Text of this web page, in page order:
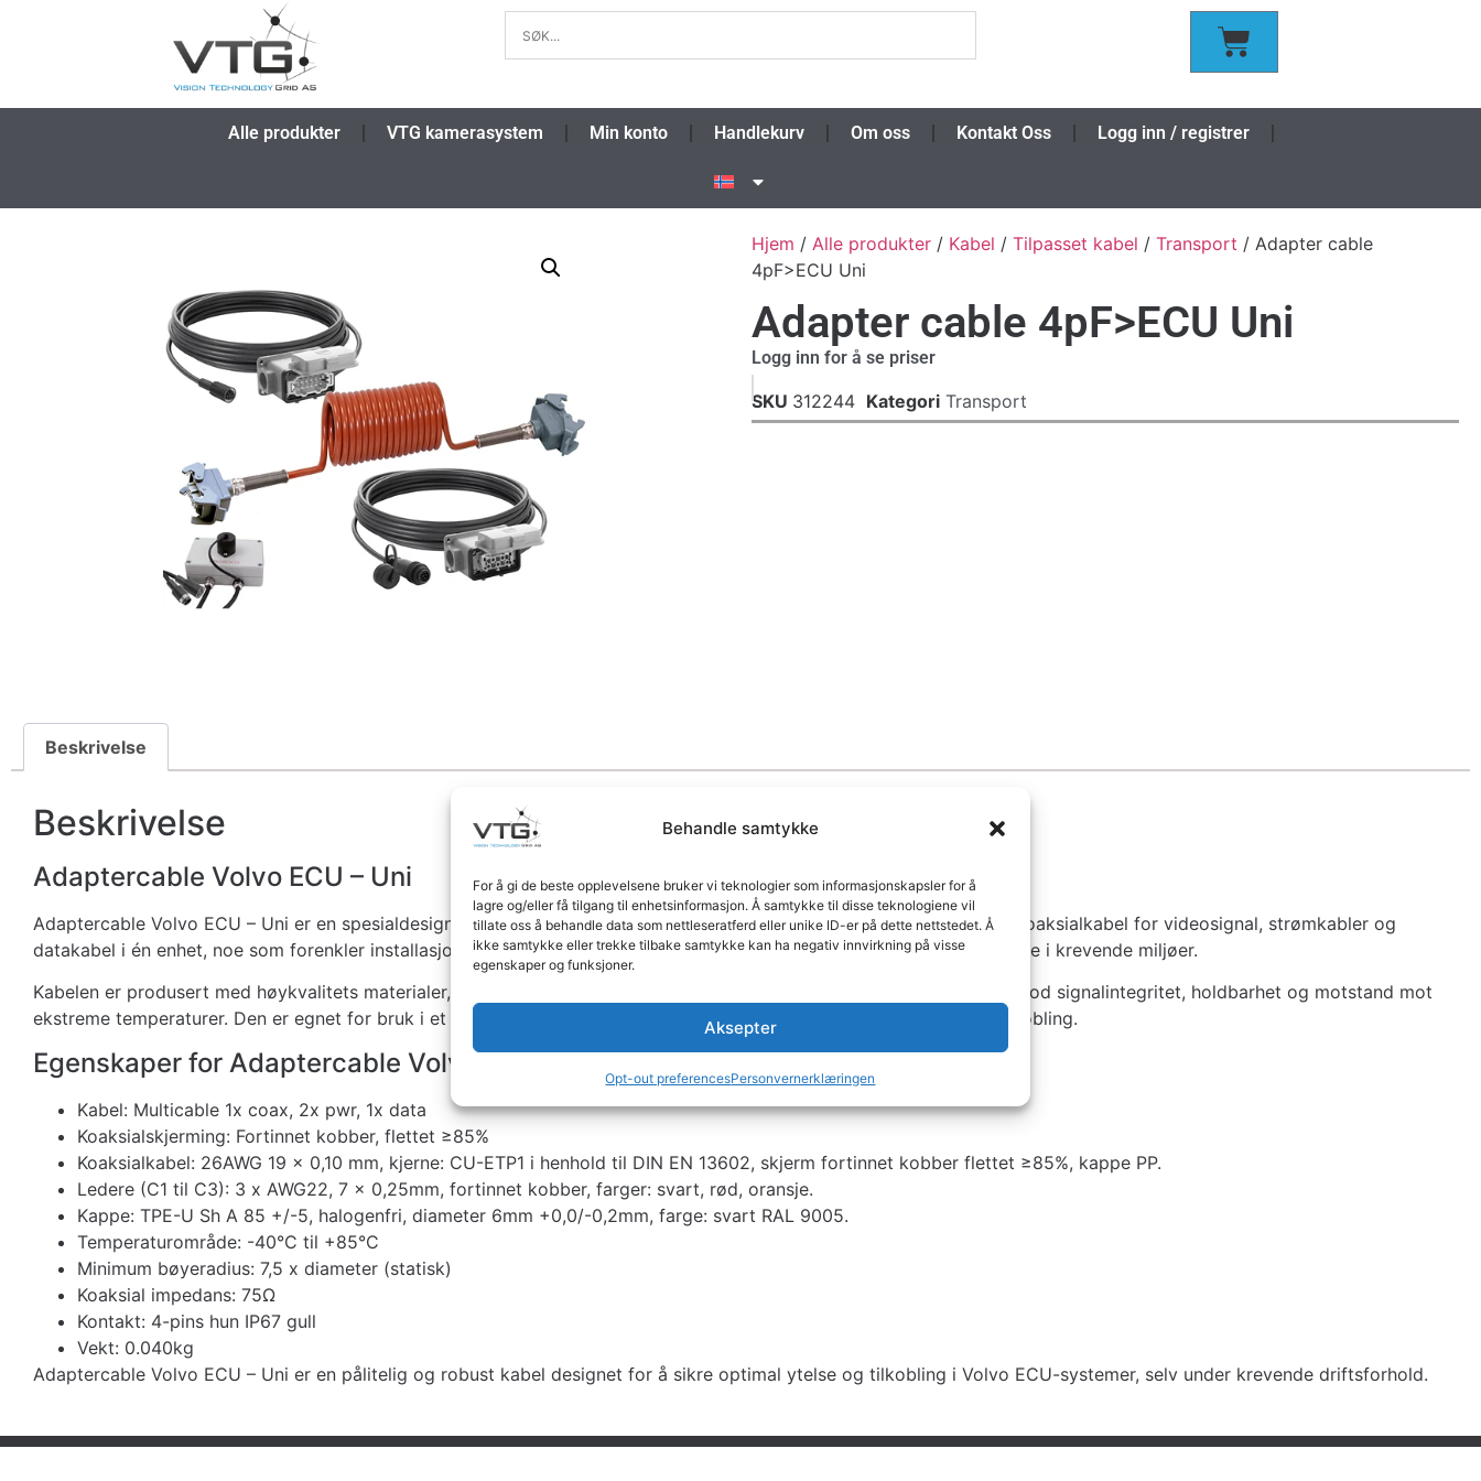
Behandle samtykke
For å gi de beste opplevelsene bruker vi teknologier som informasjonskapsler for å
lagre og/eller få tilgang til enhetsinformasjon. Å samtykke til disse teknologiene vil
tillate oss å behandle data som nettleseratferd eller unike ID-er på dette nettstedet. Å
ikke samtykke eller trekke tilbake samtykke kan ha negativ innvirkning på visse
egenskaper og funksjoner.
Aksepter
Opt-out preferencesPersonvernerklæringen
Alle produkter VTG kamerasystem Min konto Handlekurv Om oss Kontakt Oss Logg inn / registrer
Hjem / Alle produkter / Kabel / Tilpasset kabel / Transport / Adapter cable
4pF>ECU Uni
Adapter cable 4pF>ECU Uni
Logg inn for å se priser
SKU 312244 Kategori Transport
Beskrivelse
Beskrivelse
Adaptercable Volvo ECU – Uni
Adaptercable Volvo ECU – Uni er en spesialdesignet kabel for tilkobling til Volvo ECU-systemer. Kabelen kombinerer koaksialkabel for videosignal, strømkabler og
datakabel i én enhet, noe som forenkler installasjonen og reduserer kabelrot. Den er designet for å levere pålitelig ytelse i krevende miljøer.
Kabelen er produsert med høykvalitets materialer, inkludert fortinnet kobber og en robust TPE-U-kappe. Dette sikrer god signalintegritet, holdbarhet og motstand mot
ekstreme temperaturer. Den er egnet for bruk i et bredt spekter av applikasjoner som krever en robust og pålitelig tilkobling.
Egenskaper for Adaptercable Volvo ECU – Uni
Kabel: Multicable 1x coax, 2x pwr, 1x data
Koaksialskjerming: Fortinnet kobber, flettet ≥85%
Koaksialkabel: 26AWG 19 x 0,10 mm, kjerne: CU-ETP1 i henhold til DIN EN 13602, skjerm fortinnet kobber flettet ≥85%, kappe PP.
Ledere (C1 til C3): 3 x AWG22, 7 x 0,25mm, fortinnet kobber, farger: svart, rød, oransje.
Kappe: TPE-U Sh A 85 +/-5, halogenfri, diameter 6mm +0,0/-0,2mm, farge: svart RAL 9005.
Temperaturområde: -40°C til +85°C
Minimum bøyeradius: 7,5 x diameter (statisk)
Koaksial impedans: 75Ω
Kontakt: 4-pins hun IP67 gull
Vekt: 0.040kg
Adaptercable Volvo ECU – Uni er en pålitelig og robust kabel designet for å sikre optimal ytelse og tilkobling i Volvo ECU-systemer, selv under krevende driftsforhold.